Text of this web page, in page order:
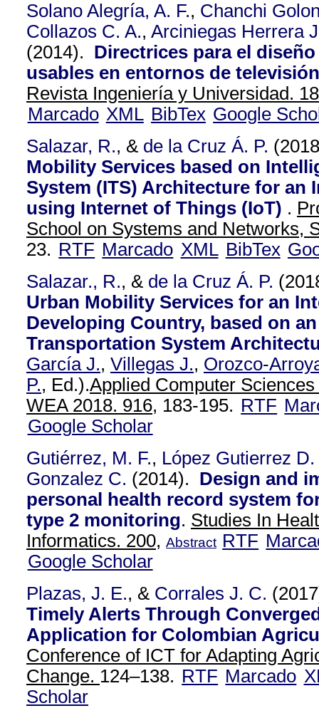
Solano Alegría, A. F., Chanchi
Collazos C. A., Arciniegas Herrera
(2014). Directrices para el
usables en entornos de
Revista Ingeniería y Universidad. 18
Marcado XML BibTex Google
Salazar, R., & de la Cruz Á. P.
Mobility Services based on
System (ITS) Architecture for an
using Internet of Things (IoT) .
School on Systems and Networks,
23. RTF Marcado XML BibTex
Salazar., R., & de la Cruz Á. P.
Urban Mobility Services for an
Developing Country, based on
Transportation System
García J., Villegas J., Orozco-
P., Ed.).Applied Computer
WEA 2018. 916, 183-195. RTF
Google Scholar
Gutiérrez, M. F., López Gutierrez
Gonzalez C. (2014). Design and
personal health record system
type 2 monitoring. Studies In
Informatics. 200, Abstract RTF
Google Scholar
Plazas, J. E., & Corrales J. C.
Timely Alerts Through
Application for Colombian
Conference of ICT for Adapting
Change. 124–138. RTF Marcado
Scholar